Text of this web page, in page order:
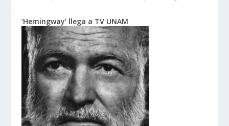
‘Hemingway’ llega a TV UNAM